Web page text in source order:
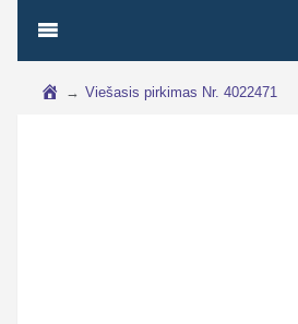
→ Viešasis pirkimas Nr. 4022471